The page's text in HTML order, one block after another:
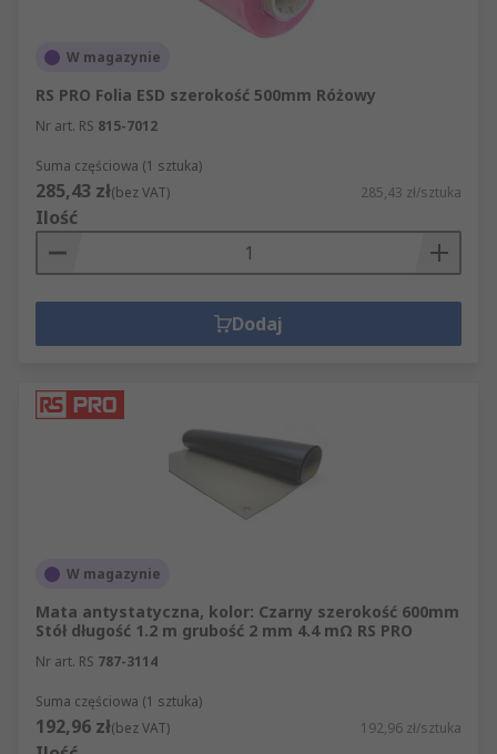
W magazynie
RS PRO Folia ESD szerokość 500mm Różowy
Nr art. RS 815-7012
Suma częściowa (1 sztuka)
285,43 zł(bez VAT) 285,43 zł/sztuka
Ilość
Dodaj
W magazynie
Mata antystatyczna, kolor: Czarny szerokość 600mm
Stół długość 1.2 m grubość 2 mm 4.4 mΩ RS PRO
Nr art. RS 787-3114
Suma częściowa (1 sztuka)
192,96 zł(bez VAT) 192,96 zł/sztuka